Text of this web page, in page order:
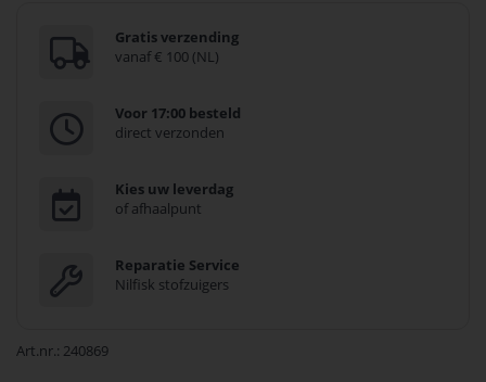
Gratis verzending
vanaf € 100 (NL)
Voor 17:00 besteld
direct verzonden
Kies uw leverdag
of afhaalpunt
Reparatie Service
Nilfisk stofzuigers
Art.nr. 240869